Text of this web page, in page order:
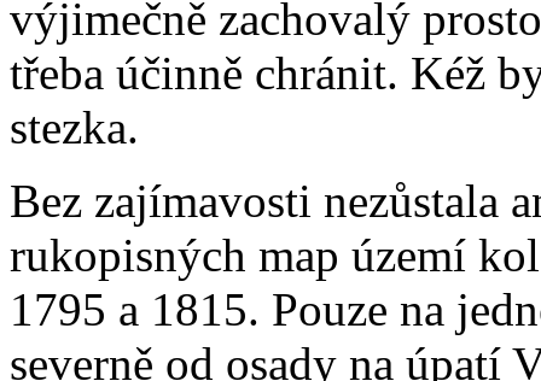
výjimečně zachovalý
třeba účinně chránit. Kéž
stezka.
Bez zajímavosti nezůstala
rukopisných map území
1795 a 1815. Pouze na
severně od osady na úpatí